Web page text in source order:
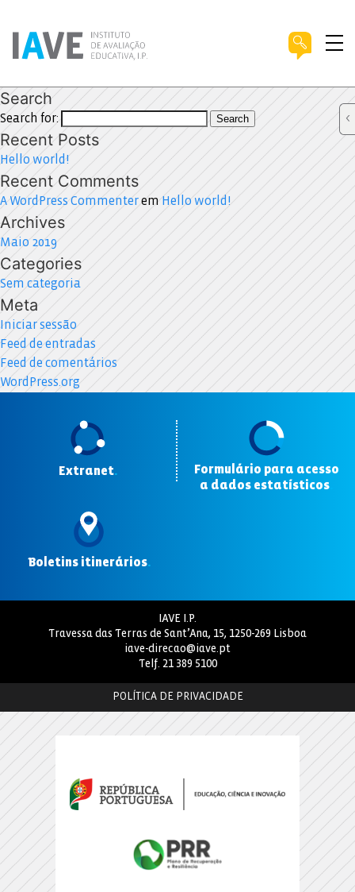
Search
Search for: Search
Recent Posts
Hello world!
Recent Comments
A WordPress Commenterem Hello world!
Archives
Maio 2019
Categories
Sem categoria
Meta
Iniciar sessão
Feed de entradas
Feed de comentários
WordPress.org
Extranet.
Formulário para acesso
a dados estatísticos
Boletins itinerários.
IAVE I.P.
Travessa das Terras de Sant’Ana, 15, 1250-269 Lisboa
iave-direcao@iave.pt
Telf. 21 389 5100
POLÍTICA DE PRIVACIDADE